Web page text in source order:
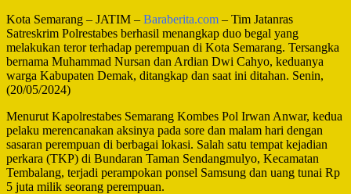
Kota Semarang – JATIM – Baraberita.com – Tim Jatanras
Satreskrim Polrestabes berhasil menangkap duo begal yang
melakukan teror terhadap perempuan di Kota Semarang. Tersangka
bernama Muhammad Nursan dan Ardian Dwi Cahyo, keduanya
warga Kabupaten Demak, ditangkap dan saat ini ditahan. Senin,
(20/05/2024)
Menurut Kapolrestabes Semarang Kombes Pol Irwan Anwar, kedua
pelaku merencanakan aksinya pada sore dan malam hari dengan
sasaran perempuan di berbagai lokasi. Salah satu tempat kejadian
perkara (TKP) di Bundaran Taman Sendangmulyo, Kecamatan
Tembalang, terjadi perampokan ponsel Samsung dan uang tunai Rp
5 juta milik seorang perempuan.